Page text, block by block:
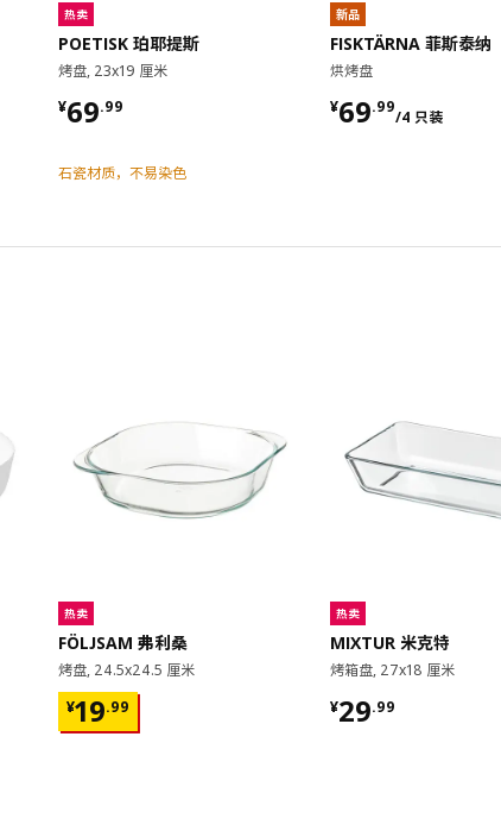
热卖
POETISK 珀耶提斯
烤盘, 23x19 厘米
¥69.99
¥ 69.99
石瓷材质，不易染色
新品
FISKTÄRNA 菲斯泰纳
烘烤盘
¥69.99
/4 只装
¥ 69.99/4 只装
热卖
FÖLJSAM 弗利桑
烤盘, 24.5x24.5 厘米
¥19.99
¥ 19.99
热卖
MIXTUR 米克特
烤箱盘, 27x18 厘米
¥29.99
¥ 29.99